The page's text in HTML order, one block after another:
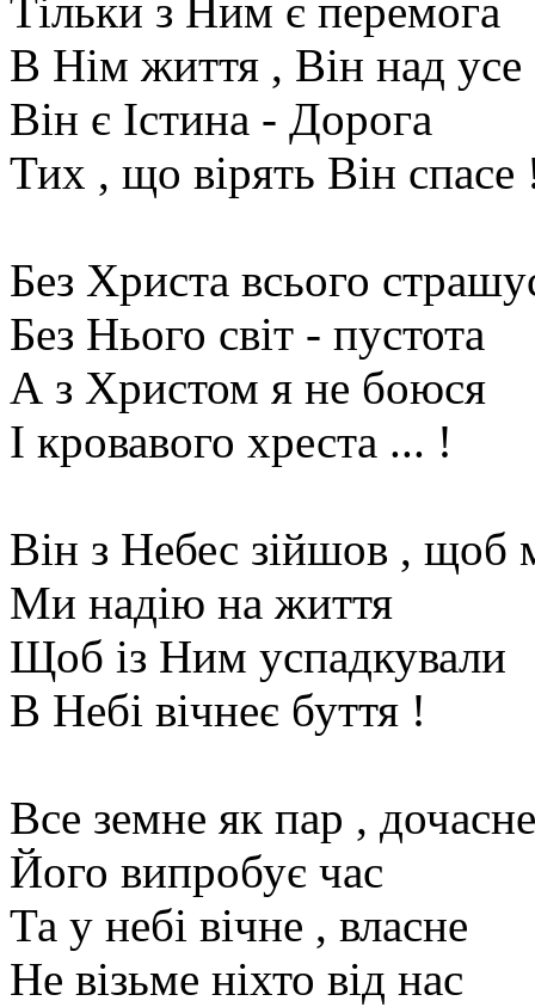
Тільки з Ним є перемога
В Нім життя , Він над усе
Він є Істина - Дорога
Тих , що вірять Він спасе
Без Христа всього
Без Нього світ - пустота
А з Христом я не боюся
І кровавого хреста ... !
Він з Небес зійшов , щоб
Ми надію на життя
Щоб із Ним успадкували
В Небі вічнеє буття !
Все земне як пар , дочасне
Його випробує час
Та у небі вічне , власне
Не візьме ніхто від нас